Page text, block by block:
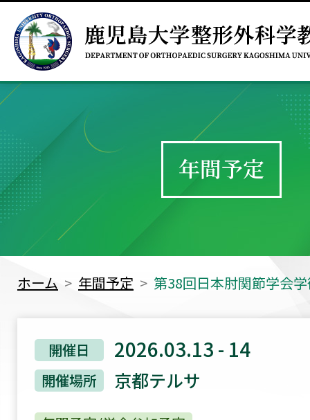
年間予定
ホーム 年間予定 第38回日本肘関節学会
開催日 2026.03.13 - 14
開催場所 京都テルサ